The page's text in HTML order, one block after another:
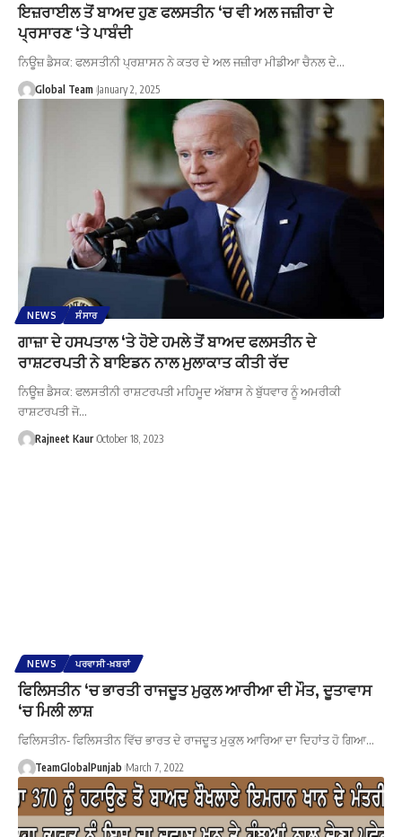
ਇਜ਼ਰਾਈਲ ਤੋਂ ਬਾਅਦ ਹੁਣ ਫਲਸਤੀਨ ‘ਚ ਵੀ ਅਲ ਜਜ਼ੀਰਾ ਦੇ
ਪ੍ਰਸਾਰਣ ‘ਤੇ ਪਾਬੰਦੀ
ਨਿਊਜ਼ ਡੈਸਕ: ਫਲਸਤੀਨੀ ਪ੍ਰਸ਼ਾਸਨ ਨੇ ਕਤਰ ਦੇ ਅਲ ਜਜ਼ੀਰਾ ਮੀਡੀਆ ਚੈਨਲ ਦੇ…
Global Team January 2, 2025
NEWS ਸੰਸਾਰ
ਗਾਜ਼ਾ ਦੇ ਹਸਪਤਾਲ ‘ਤੇ ਹੋਏ ਹਮਲੇ ਤੋਂ ਬਾਅਦ ਫਲਸਤੀਨ ਦੇ
ਰਾਸ਼ਟਰਪਤੀ ਨੇ ਬਾਇਡਨ ਨਾਲ ਮੁਲਾਕਾਤ ਕੀਤੀ ਰੱਦ
ਨਿਊਜ਼ ਡੈਸਕ: ਫਲਸਤੀਨੀ ਰਾਸ਼ਟਰਪਤੀ ਮਹਿਮੂਦ ਅੱਬਾਸ ਨੇ ਬੁੱਧਵਾਰ ਨੂੰ ਅਮਰੀਕੀ
ਰਾਸ਼ਟਰਪਤੀ ਜੋ…
Rajneet Kaur October 18, 2023
NEWS ਪਰਵਾਸੀ-ਖ਼ਬਰਾਂ
ਫਿਲਿਸਤੀਨ ‘ਚ ਭਾਰਤੀ ਰਾਜਦੂਤ ਮੁਕੁਲ ਆਰੀਆ ਦੀ ਮੌਤ, ਦੂਤਾਵਾਸ
‘ਚ ਮਿਲੀ ਲਾਸ਼
ਫਿਲਿਸਤੀਨ- ਫਿਲਿਸਤੀਨ ਵਿੱਚ ਭਾਰਤ ਦੇ ਰਾਜਦੂਤ ਮੁਕੁਲ ਆਰਿਆ ਦਾ ਦਿਹਾਂਤ ਹੋ ਗਿਆ…
TeamGlobalPunjab March 7, 2022